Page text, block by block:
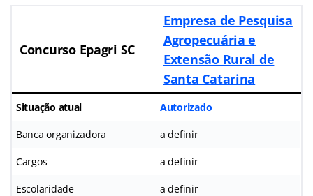
Concurso Epagri SC
Empresa de Pesquisa
Agropecuária e
Extensão Rural de
Santa Catarina
Situação atual Autorizado
Banca organizadora a definir
Cargos a definir
Escolaridade a definir